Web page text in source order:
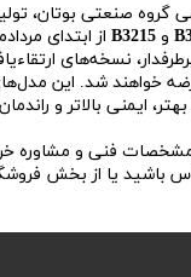
گروه صنعتی بوتان،
و B3215 از ابتدای
عرضه خواهند شد. این
بهتر، ایمنی بالاتر و
مشخصات فنی و مشاوره
باشید یا از بخش